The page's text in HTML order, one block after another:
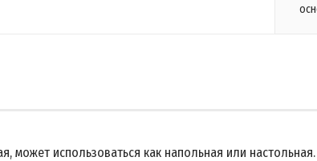
может использоваться как напольная или настольная.